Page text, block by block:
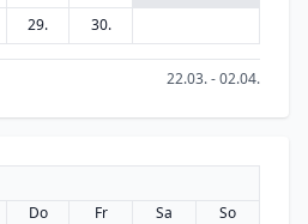
29. 30.
22.03. - 02.04.
Do Fr Sa
So